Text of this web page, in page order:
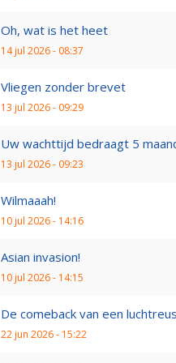
Oh, wat is het heet
14 jul 2026 - 08:37
Vliegen zonder brevet
13 jul 2026 - 09:29
Uw wachttijd bedraagt 5
13 jul 2026 - 09:23
Wilmaaah!
10 jul 2026 - 14:16
Asian invasion!
10 jul 2026 - 14:15
De comeback van een luchtreus
22 jun 2026 - 15:22